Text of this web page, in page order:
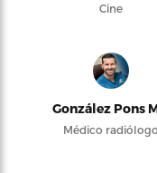
Cine
González Pons
Médico radiólogo